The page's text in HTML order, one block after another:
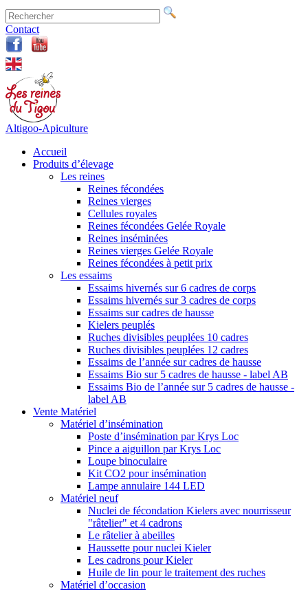
Contact
Altigoo-Apiculture
Accueil
Produits d’élevage
Les reines
Reines fécondées
Reines vierges
Cellules royales
Reines fécondées Gelée Royale
Reines inséminées
Reines vierges Gelée Royale
Reines fécondées à petit prix
Les essaims
Essaims hivernés sur 6 cadres de corps
Essaims hivernés sur 3 cadres de corps
Essaims sur cadres de hausse
Kielers peuplés
Ruches divisibles peuplées 10 cadres
Ruches divisibles peuplées 12 cadres
Essaims de l’année sur cadres de hausse
Essaims Bio sur 5 cadres de hausse - label AB
Essaims Bio de l’année sur 5 cadres de hausse -
label AB
Vente Matériel
Matériel d’insémination
Poste d’insémination par Krys Loc
Pince a aiguillon par Krys Loc
Loupe binoculaire
Kit CO2 pour insémination
Lampe annulaire 144 LED
Matériel neuf
Nuclei de fécondation Kielers avec nourrisseur
"râtelier" et 4 cadrons
Le râtelier à abeilles
Haussette pour nuclei Kieler
Les cadrons pour Kieler
Huile de lin pour le traitement des ruches
Matériel d’occasion